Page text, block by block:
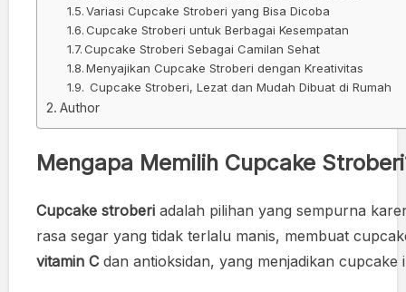
Variasi Cupcake Stroberi yang Bisa Dicoba
Cupcake Stroberi untuk Berbagai Kesempatan
Cupcake Stroberi Sebagai Camilan Sehat
Menyajikan Cupcake Stroberi dengan Kreativitas
Cupcake Stroberi, Lezat dan Mudah Dibuat di Rumah
Author
Mengapa Memilih Cupcake
Cupcake stroberi adalah pilihan yang sempurna
rasa segar yang tidak terlalu manis, membuat
vitamin C dan antioksidan, yang menjadikan